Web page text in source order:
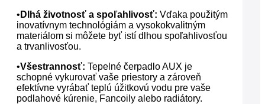
• Dlhá životnosť a spoľahlivosť: Vďaka použitým
inovatívnym technológiám a vysokokvalitným
materiálom si môžete byť istí dlhou spoľahlivosťou
a trvanlivosťou.
•Všestrannosť: Tepelné čerpadlo AUX je
schopné vykurovať vaše priestory a zároveň
efektívne vyrábať teplú úžitkovú vodu pre vaše
podlahové kúrenie, Fancoily alebo radiátory.